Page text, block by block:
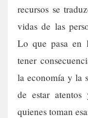
recursos se
vidas de las
Lo que pasa en
tener
la economía y la
de estar atentos
quienes toman